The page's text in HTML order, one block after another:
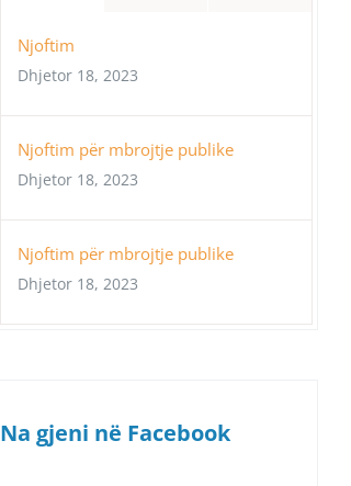
Njoftim
Dhjetor 18, 2023
Njoftim për mbrojtje publike
Dhjetor 18, 2023
Njoftim për mbrojtje publike
Dhjetor 18, 2023
Na gjeni në Facebook